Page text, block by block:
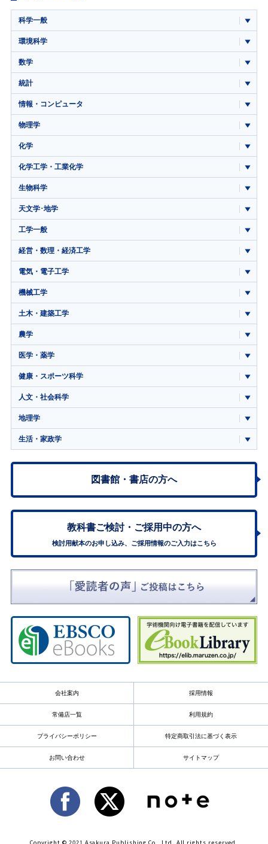
科学一般
環境科学
数学
統計
情報・コンピュータ
物理学
化学
化学工学・工業化学
生物科学
天文学･地学
工学一般
経営・数理・経済工学
電気・電子工学
機械工学
土木・建築工学
農学
医学・薬学
健康・スポーツ科学
人文・社会科学
地理学
生活・家政学
図書館・書店の方へ
教科書ご検討・ ご採用中の方へ
検討用献本のお申し込み、ご採用情報のご入力はこちら
会社案内 採用情報
常備店一覧 利用規約
プライバシーポリシー 特定商取引法に基づく表示
お問い合わせ サイトマップ
Copyright © 2021 Asakura Publishing Co., Ltd. All rights reserved.